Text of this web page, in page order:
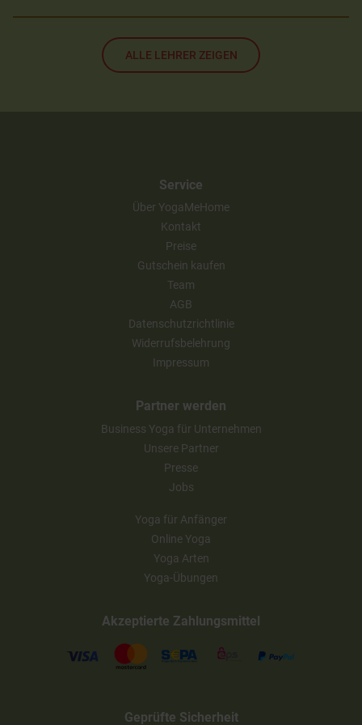
ALLE LEHRER ZEIGEN
Service
Über YogaMeHome
Kontakt
Preise
Gutschein kaufen
Team
AGB
Datenschutzrichtlinie
Widerrufsbelehrung
Impressum
Partner werden
Business Yoga für Unternehmen
Unsere Partner
Presse
Jobs
Yoga für Anfänger
Online Yoga
Yoga Arten
Yoga-Übungen
Akzeptierte Zahlungsmittel
Geprüfte Sicherheit